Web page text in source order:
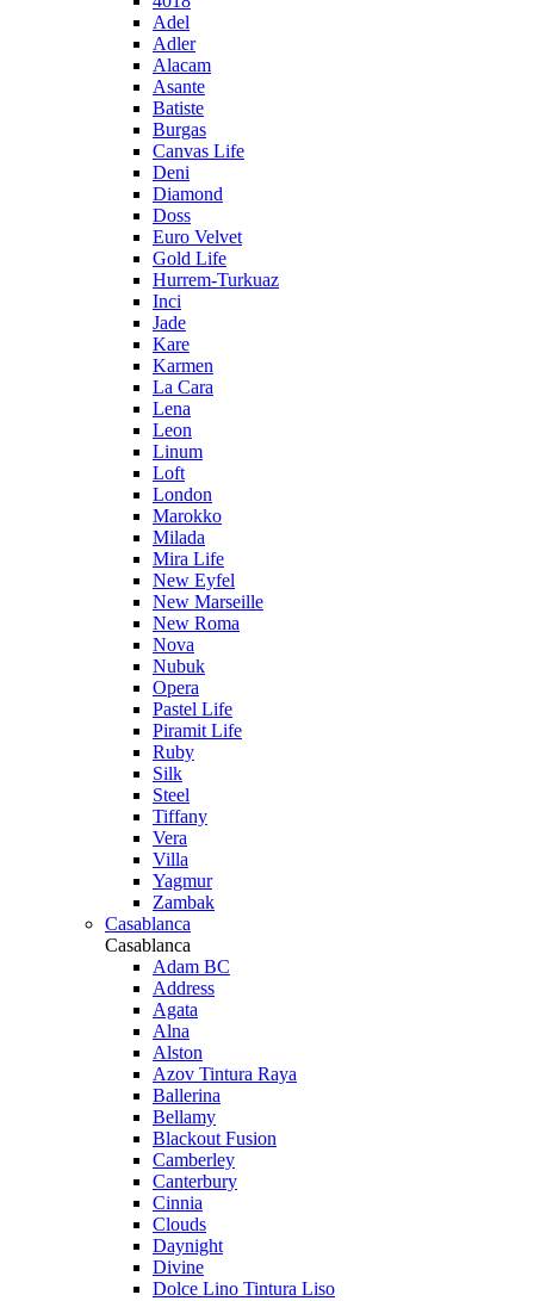
Adel
Adler
Alacam
Asante
Batiste
Burgas
Canvas Life
Deni
Diamond
Doss
Euro Velvet
Gold Life
Hurrem-Turkuaz
Inci
Jade
Kare
Karmen
La Cara
Lena
Leon
Linum
Loft
London
Marokko
Milada
Mira Life
New Eyfel
New Marseille
New Roma
Nova
Nubuk
Opera
Pastel Life
Piramit Life
Ruby
Silk
Steel
Tiffany
Vera
Villa
Yagmur
Zambak
Casablanca
Casablanca
Adam BC
Address
Agata
Alna
Alston
Azov Tintura Raya
Ballerina
Bellamy
Blackout Fusion
Camberley
Canterbury
Cinnia
Clouds
Daynight
Divine
Dolce Lino Tintura Liso